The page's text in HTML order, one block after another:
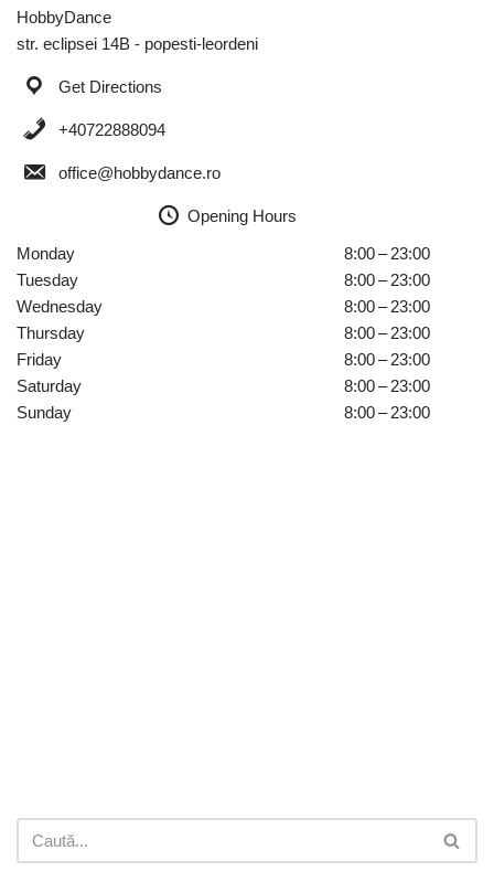
HobbyDance
str. eclipsei 14B - popesti-leordeni
Get Directions
+40722888094
office@hobbydance.ro
Opening Hours
Monday
8:00 – 23:00
Tuesday
8:00 – 23:00
Wednesday
8:00 – 23:00
Thursday
8:00 – 23:00
Friday
8:00 – 23:00
Saturday
8:00 – 23:00
Sunday
8:00 – 23:00